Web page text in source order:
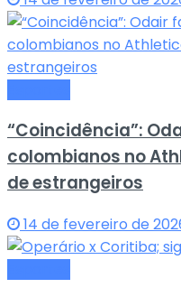
“Coincidência”:
colombianos no
de estrangeiros
14 de fevereiro de